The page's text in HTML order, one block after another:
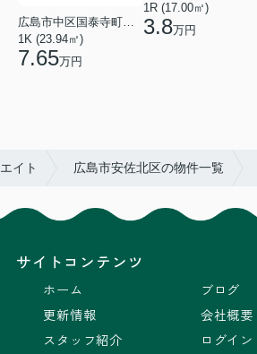
広島市中区国泰寺町２丁目
1K (23.94㎡)
7.65万円
1R (17.00㎡)
3.8万円
イト 広島市安佐北区の物件一覧
サイトコンテンツ
ホーム
更新情報
スタッフ紹介
ブログ
会社概要
ログイン